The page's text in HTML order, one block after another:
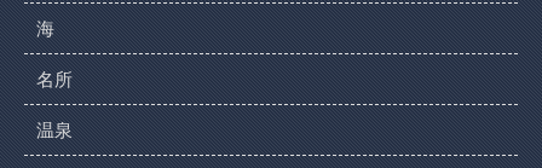
海
名所
温泉